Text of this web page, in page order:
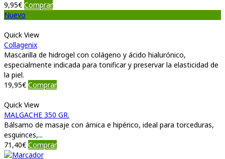
9,95€ Comprar
Nuevo
Quick View
Collagenix
Mascarilla de hidrogel con colágeno y ácido hialurónico,
especialmente indicada para tonificar y preservar la elasticidad de
la piel.
19,95€ Comprar
Quick View
MALGACHE 350 GR.
Bálsamo de masaje con árnica e hipérico, ideal para torceduras,
esguinces,...
71,40€ Comprar